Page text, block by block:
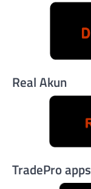
Real Akun
TradePro apps